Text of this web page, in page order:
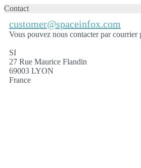
Contact
customer@spaceinfox.com
Vous pouvez nous contacter par courrier
SI
27 Rue Maurice Flandin
69003 LYON
France